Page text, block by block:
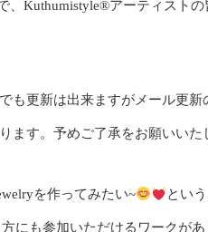
、Kuthumistyle®アーティスト
も更新は出来ますがメール更
ます。予めご了承をお願いいた
を作ってみたい~ という
にも参加いただけるワークがあ